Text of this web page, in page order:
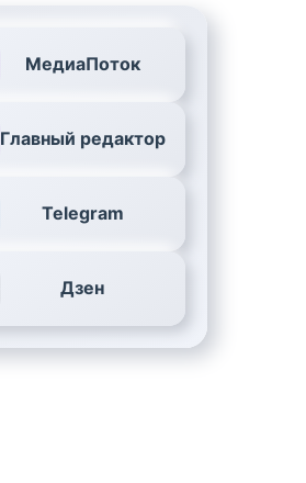
МедиаПоток
Главный редактор
Telegram
Дзен